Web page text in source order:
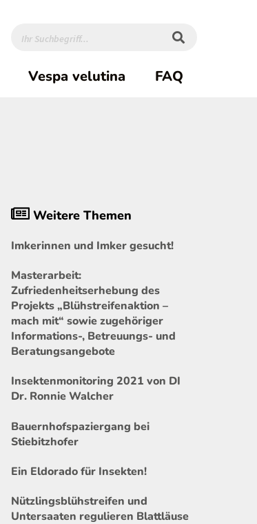
Vespa velutina FAQ
Weitere Themen
Imkerinnen und Imker gesucht!
Masterarbeit:
Zufriedenheitserhebung des
Projekts „Blühstreifenaktion –
mach mit“ sowie zugehöriger
Informations-, Betreuungs- und
Beratungsangebote
Insektenmonitoring 2021 von DI
Dr. Ronnie Walcher
Bauernhofspaziergang bei
Stiebitzhofer
Ein Eldorado für Insekten!
Nützlingsblühstreifen und
Untersaaten regulieren Blattläuse